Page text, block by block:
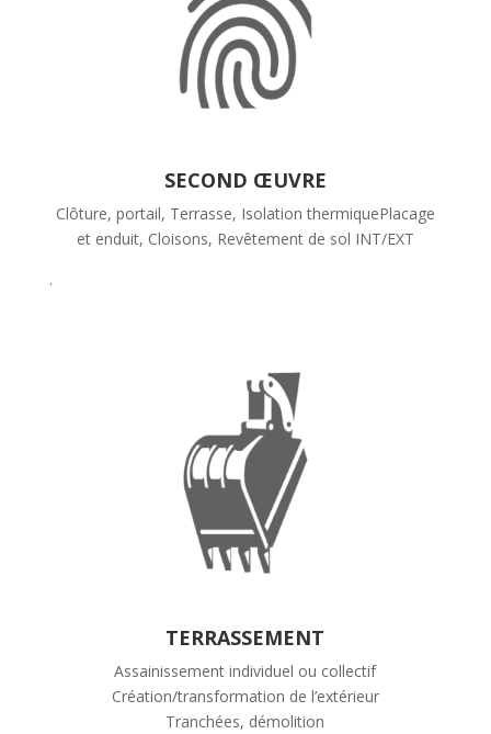
SECOND ŒUVRE
Clôture, portail, Terrasse, Isolation thermiquePlacage
et enduit, Cloisons, Revêtement de sol INT/EXT
.
TERRASSEMENT
Assainissement individuel ou collectif
Création/transformation de l’extérieur
Tranchées, démolition